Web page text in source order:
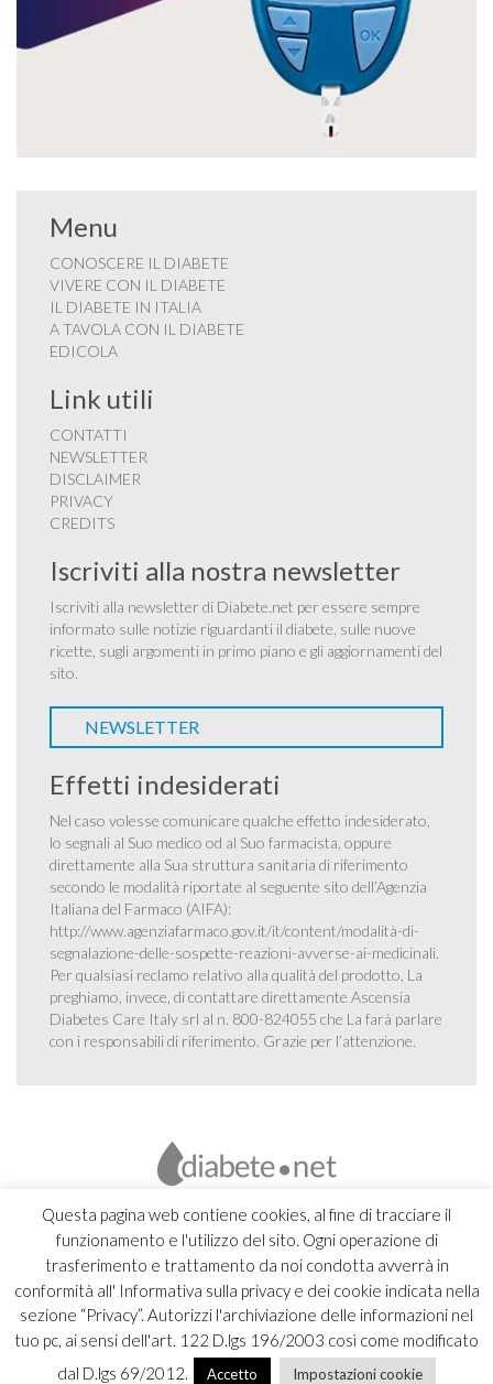
Questa pagina web contiene cookies, al fine di tracciare il
funzionamento e l'utilizzo del sito. Ogni operazione di
trasferimento e trattamento da noi condotta avverrà in
conformità all' Informativa sulla privacy e dei cookie indicata nella
sezione “Privacy”. Autorizzi l'archiviazione delle informazioni nel
tuo pc, ai sensi dell'art. 122 D.lgs 196/2003 così come modificato
dal D.lgs 69/2012.
Accetto Impostazioni cookie
Menu
CONOSCERE IL DIABETE
VIVERE CON IL DIABETE
IL DIABETE IN ITALIA
A TAVOLA CON IL DIABETE
EDICOLA
Link utili
CONTATTI
NEWSLETTER
DISCLAIMER
PRIVACY
CREDITS
Iscriviti alla nostra newsletter
Iscriviti alla newsletter di Diabete.net per essere sempre
informato sulle notizie riguardanti il diabete, sulle nuove
ricette, sugli argomenti in primo piano e gli aggiornamenti del
sito.
NEWSLETTER
Effetti indesiderati
Nel caso volesse comunicare qualche effetto indesiderato,
lo segnali al Suo medico od al Suo farmacista, oppure
direttamente alla Sua struttura sanitaria di riferimento
secondo le modalità riportate al seguente sito dell’Agenzia
Italiana del Farmaco (AIFA):
http://www.agenziafarmaco.gov.it/it/content/modalità-di-
segnalazione-delle-sospette-reazioni-avverse-ai-medicinali.
Per qualsiasi reclamo relativo alla qualità del prodotto, La
preghiamo, invece, di contattare direttamente Ascensia
Diabetes Care Italy srl al n. 800-824055 che La farà parlare
con i responsabili di riferimento. Grazie per l’attenzione.